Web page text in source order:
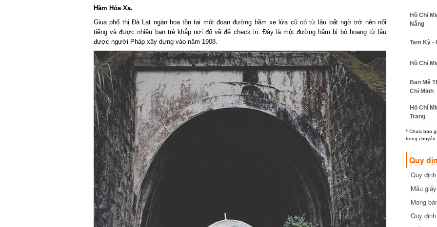
Hầm Hỏa Xa.
Giua phố thị Đà Lạt ngàn hoa tồn tại một đoạn đường hầm xe lửa cũ có từ lâu bất ngờ trở nên nổi
tiếng và được nhiều bạn trẻ khắp nơi đổ về để check in. Đây là một đường hầm bị bỏ hoang từ lâu
được người Pháp xây dựng vào năm 1908.
Hồ Chí
Nẵng
Tam Kỳ -
Hồ Chí
Ban Mê
Chí Minh
Hồ Chí
Trang
* Chưa bao
trong chuyến
Quy
Quy
cần biết
Mẫu
Mang
Quy